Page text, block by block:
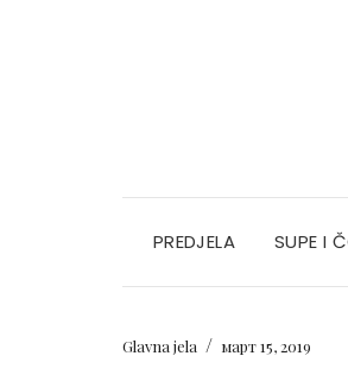
PREDJELA SUPE I
Glavna jela / март 15, 2019